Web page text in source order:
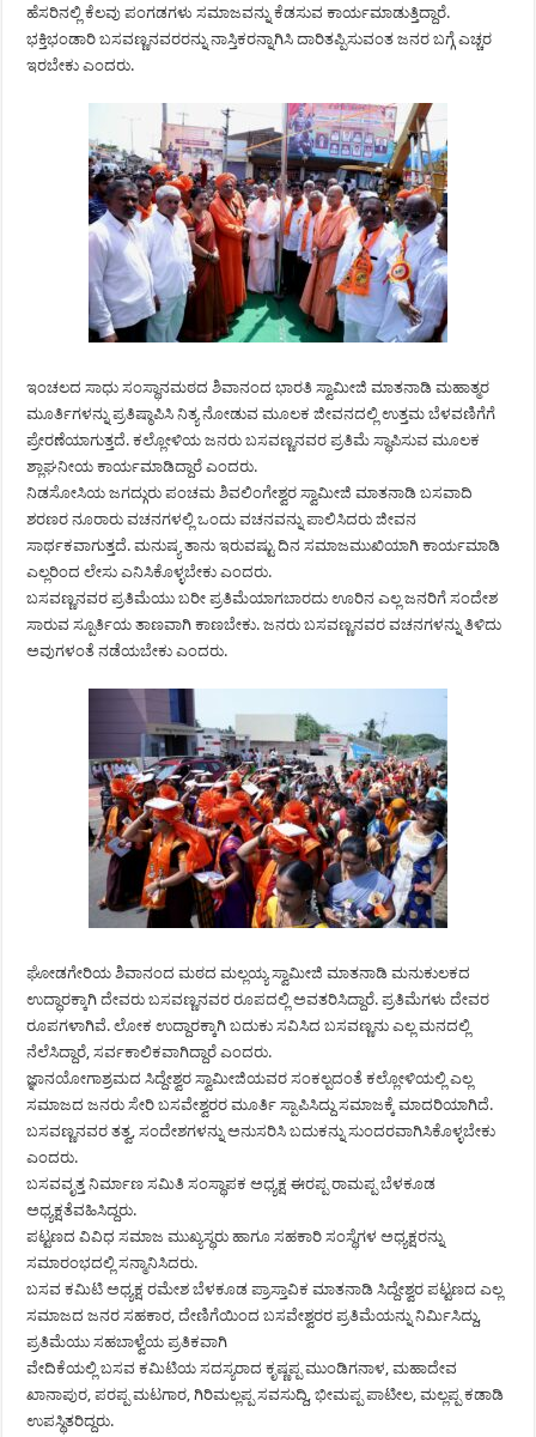
ಹೆಸರಿನಲ್ಲಿ ಕೆಲವು ಪಂಗಡಗಳು ಸಮಾಜವನ್ನು ಕೆಡಸುವ ಕಾರ್ಯಮಾಡುತ್ತಿದ್ದಾರೆ.
ಭಕ್ತಿಭಂಡಾರಿ ಬಸವಣ್ಣನವರರನ್ನು ನಾಸ್ತಿಕರನ್ನಾಗಿಸಿ ದಾರಿತಪ್ಪಿಸುವಂತ ಜನರ ಬಗ್ಗೆ ಎಚ್ಚರ
ಇರಬೇಕು ಎಂದರು.
ಇಂಚಲದ ಸಾಧು ಸಂಸ್ಥಾನಮಠದ ಶಿವಾನಂದ ಭಾರತಿ ಸ್ವಾಮೀಜಿ ಮಾತನಾಡಿ ಮಹಾತ್ಮರ
ಮೂರ್ತಿಗಳನ್ನು ಪ್ರತಿಷ್ಠಾಪಿಸಿ ನಿತ್ಯ ನೋಡುವ ಮೂಲಕ ಜೀವನದಲ್ಲಿ ಉತ್ತಮ ಬೆಳವಣಿಗೆಗೆ
ಪ್ರೇರಣೆಯಾಗುತ್ತದೆ. ಕಲ್ಲೋಳಿಯ ಜನರು ಬಸವಣ್ಣನವರ ಪ್ರತಿಮೆ ಸ್ಥಾಪಿಸುವ ಮೂಲಕ
ಶ್ಲಾಘನೀಯ ಕಾರ್ಯಮಾಡಿದ್ದಾರೆ ಎಂದರು.
ನಿಡಸೋಸಿಯ ಜಗದ್ಗುರು ಪಂಚಮ ಶಿವಲಿಂಗೇಶ್ವರ ಸ್ವಾಮೀಜಿ ಮಾತನಾಡಿ ಬಸವಾದಿ
ಶರಣರ ನೂರಾರು ವಚನಗಳಲ್ಲಿ ಒಂದು ವಚನವನ್ನು ಪಾಲಿಸಿದರು ಜೀವನ
ಸಾರ್ಥಕವಾಗುತ್ತದೆ. ಮನುಷ್ಯ ತಾನು ಇರುವಷ್ಟು ದಿನ ಸಮಾಜಮುಖಿಯಾಗಿ ಕಾರ್ಯಮಾಡಿ
ಎಲ್ಲರಿಂದ ಲೇಸು ಎನಿಸಿಕೊಳ್ಳಬೇಕು ಎಂದರು.
ಬಸವಣ್ಣನವರ ಪ್ರತಿಮೆಯು ಬರೀ ಪ್ರತಿಮೆಯಾಗಬಾರದು ಊರಿನ ಎಲ್ಲ ಜನರಿಗೆ ಸಂದೇಶ
ಸಾರುವ ಸ್ಪೂರ್ತಿಯ ತಾಣವಾಗಿ ಕಾಣಬೇಕು. ಜನರು ಬಸವಣ್ಣನವರ ವಚನಗಳನ್ನು ತಿಳಿದು
ಅವುಗಳಂತೆ ನಡೆಯಬೇಕು ಎಂದರು.
ಘೋಡಗೇರಿಯ ಶಿವಾನಂದ ಮಠದ ಮಲ್ಲಯ್ಯ ಸ್ವಾಮೀಜಿ ಮಾತನಾಡಿ ಮನುಕುಲಕದ
ಉದ್ಧಾರಕ್ಕಾಗಿ ದೇವರು ಬಸವಣ್ಣನವರ ರೂಪದಲ್ಲಿ ಅವತರಿಸಿದ್ದಾರೆ. ಪ್ರತಿಮೆಗಳು ದೇವರ
ರೂಪಗಳಾಗಿವೆ. ಲೋಕ ಉದ್ದಾರಕ್ಕಾಗಿ ಬದುಕು ಸವಿಸಿದ ಬಸವಣ್ಣನು ಎಲ್ಲ ಮನದಲ್ಲಿ
ನೆಲೆಸಿದ್ದಾರೆ, ಸರ್ವಕಾಲಿಕವಾಗಿದ್ದಾರೆ ಎಂದರು.
ಜ್ಞಾನಯೋಗಾಶ್ರಮದ ಸಿದ್ದೇಶ್ವರ ಸ್ವಾಮೀಜಿಯವರ ಸಂಕಲ್ಪದಂತೆ ಕಲ್ಲೋಳಿಯಲ್ಲಿ ಎಲ್ಲ
ಸಮಾಜದ ಜನರು ಸೇರಿ ಬಸವೇಶ್ವರರ ಮೂರ್ತಿ ಸ್ಪಾಪಿಸಿದ್ದು ಸಮಾಜಕ್ಕೆ ಮಾದರಿಯಾಗಿದೆ.
ಬಸವಣ್ಣನವರ ತತ್ವ, ಸಂದೇಶಗಳನ್ನು ಅನುಸರಿಸಿ ಬದುಕನ್ನು ಸುಂದರವಾಗಿಸಿಕೊಳ್ಳಬೇಕು
ಎಂದರು.
ಬಸವವೃತ್ತ ನಿರ್ಮಾಣ ಸಮಿತಿ ಸಂಸ್ಥಾಪಕ ಅಧ್ಯಕ್ಷ ಈರಪ್ಪ ರಾಮಪ್ಪ ಬೆಳಕೂಡ
ಅಧ್ಯಕ್ಷತೆವಹಿಸಿದ್ದರು.
ಪಟ್ಟಣದ ವಿವಿಧ ಸಮಾಜ ಮುಖ್ಯಸ್ಥರು ಹಾಗೂ ಸಹಕಾರಿ ಸಂಸ್ಥೆಗಳ ಅಧ್ಯಕ್ಷರನ್ನು
ಸಮಾರಂಭದಲ್ಲಿ ಸನ್ಮಾನಿಸಿದರು.
ಬಸವ ಕಮಿಟಿ ಅಧ್ಯಕ್ಷ ರಮೇಶ ಬೆಳಕೂಡ ಪ್ರಾಸ್ತಾವಿಕ ಮಾತನಾಡಿ ಸಿದ್ದೇಶ್ವರ ಪಟ್ಟಣದ ಎಲ್ಲ
ಸಮಾಜದ ಜನರ ಸಹಕಾರ, ದೇಣಿಗೆಯಿಂದ ಬಸವೇಶ್ವರರ ಪ್ರತಿಮೆಯನ್ನು ನಿರ್ಮಿಸಿದ್ದು,
ಪ್ರತಿಮೆಯು ಸಹಬಾಳ್ವೆಯ ಪ್ರತಿಕವಾಗಿ
ವೇದಿಕೆಯಲ್ಲಿ ಬಸವ ಕಮಿಟಿಯ ಸದಸ್ಯರಾದ ಕೃಷ್ಣಪ್ಪ ಮುಂಡಿಗನಾಳ, ಮಹಾದೇವ
ಖಾನಾಪುರ, ಪರಪ್ಪ ಮಟಗಾರ, ಗಿರಿಮಲ್ಲಪ್ಪ ಸವಸುದ್ದಿ, ಭೀಮಪ್ಪ ಪಾಟೀಲ, ಮಲ್ಲಪ್ಪ ಕಡಾಡಿ
ಉಪಸ್ಥಿತರಿದ್ದರು.